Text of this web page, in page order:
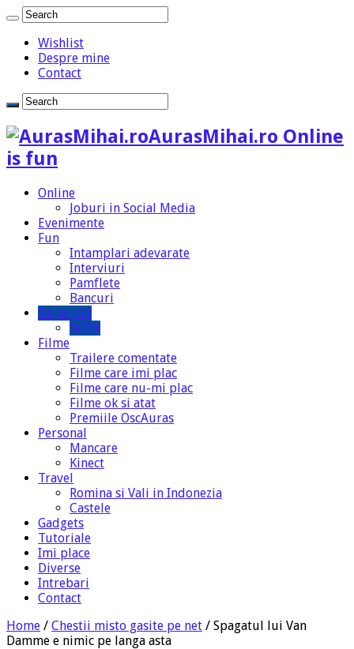
Wishlist
Despre mine
Contact
AurasMihai.ro Online
is fun
Online
Joburi in Social Media
Evenimente
Fun
Intamplari adevarate
Interviuri
Pamflete
Bancuri
De pe net
WOW
Filme
Trailere comentate
Filme care imi plac
Filme care nu-mi plac
Filme ok si atat
Premiile OscAuras
Personal
Mancare
Kinect
Travel
Romina si Vali in Indonezia
Castele
Gadgets
Tutoriale
Imi place
Diverse
Intrebari
Contact
Home / Chestii misto gasite pe net / Spagatul lui Van
Damme e nimic pe langa asta